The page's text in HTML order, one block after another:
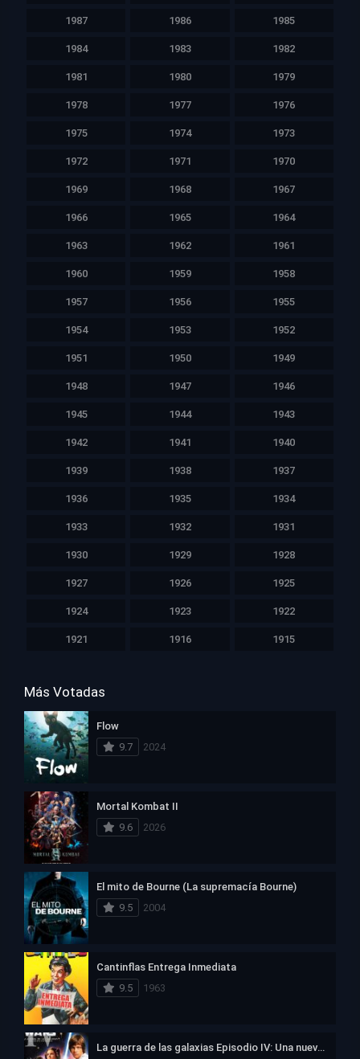
1987 1986 1985
1984 1983 1982
1981 1980 1979
1978 1977 1976
1975 1974 1973
1972 1971 1970
1969 1968 1967
1966 1965 1964
1963 1962 1961
1960 1959 1958
1957 1956 1955
1954 1953 1952
1951 1950 1949
1948 1947 1946
1945 1944 1943
1942 1941 1940
1939 1938 1937
1936 1935 1934
1933 1932 1931
1930 1929 1928
1927 1926 1925
1924 1923 1922
1921 1916 1915
Más Votadas
Flow
9.7
2024
Mortal Kombat II
9.6
2026
El mito de Bourne (La supremacía Bourne)
9.5
2004
Cantinflas Entrega Inmediata
9.5
1963
La guerra de las galaxias Episodio IV: Una nueva esperanza